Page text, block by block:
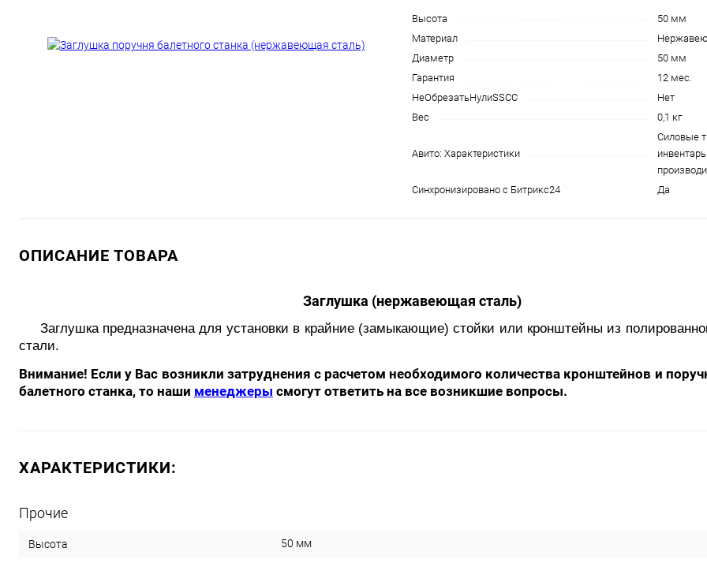
Высота
50 мм
Материал
Диаметр
50 мм
Гарантия
12 мес.
НеОбрезатьНулиSSCC
Нет
Вес
0,1 кг
Авито: Характеристики
Силовые
Синхронизировано с Битрикс24
Да
ОПИСАНИЕ ТОВАРА
Заглушка (нержавеющая сталь)
Заглушка предназначена для установки в крайние (замыкающие) стойки или кронштейны из
стали.
Внимание! Если у Вас возникли затруднения с расчетом необходимого количества кронштейнов и
балетного станка, то наши менеджеры смогут ответить на все возникшие вопросы.
ХАРАКТЕРИСТИКИ:
Прочие
Высота 50 мм